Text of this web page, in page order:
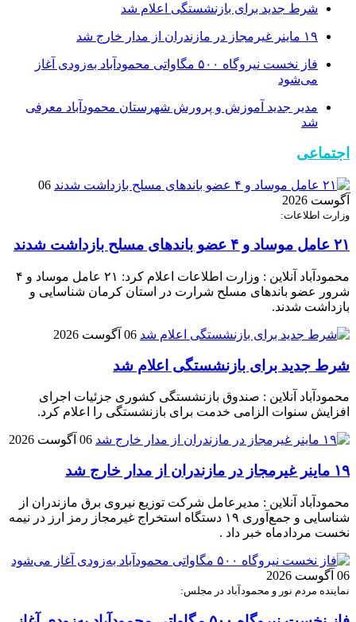
شرط جدید برای بازنشستگی اعلام شد
۱۹ ماینر غیرمجاز در مازندران از مدار خارج شد
فاز نخست نیروگاه ۵۰۰ مگاواتی محمودآباد به‌زودی آغاز
می‌شود
مدیر جدید آموزش و پرورش شهرستان محمودآباد معرفی
شد
اجتماعی
06
آگوست 2026
وزارت اطلاعات:
۲۱ عامل موساد و ۴ عضو باند‌های مسلح بازداشت شدند
محمودآباد آنلاین : وزارت اطلاعات اعلام کرد: ۲۱ عامل موساد و ۴
شرور عضو باند‌های مسلح شرارت در استان کرمان شناسایی و
بازداشت شدند.
06 آگوست 2026
شرط جدید برای بازنشستگی اعلام شد
محمودآباد آنلاین : صندوق بازنشستگی کشوری جزئیات اجرای
افزایش سنوات الزامی خدمت برای بازنشستگی را اعلام کرد.
06 آگوست 2026
۱۹ ماینر غیرمجاز در مازندران از مدار خارج شد
محمودآباد آنلاین : مدیرعامل شرکت توزیع نیروی برق مازندران از
شناسایی و جمع‌آوری ۱۹ دستگاه استخراج غیرمجاز رمز ارز در نیمه
نخست مردادماه خبر داد .
06 آگوست 2026
نماینده مردم نور و محمودآباد در مجلس: